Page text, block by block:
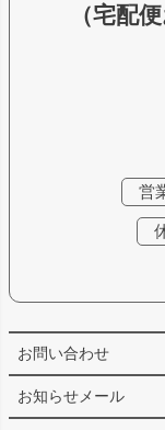
お問い合わせ
お知らせメール
（宅配
営